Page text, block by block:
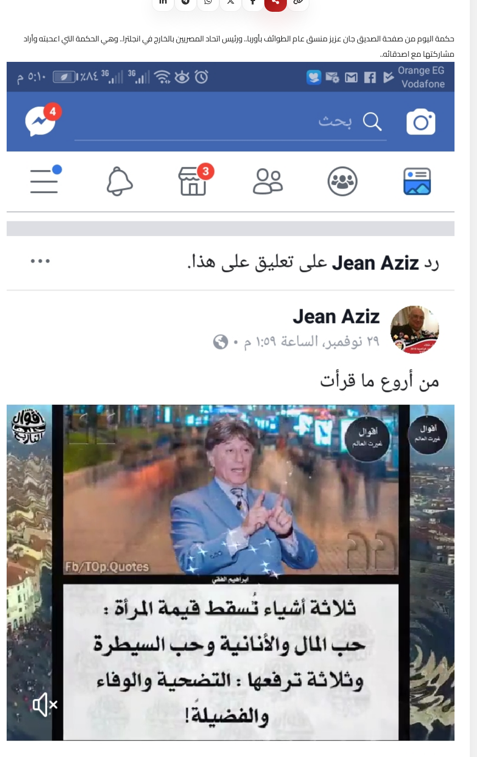
حكمة اليوم من صفحة الصديق جان عزيز منسق عام الطوائف بأوربا.. ورئيس اتحاد المصريين بالخارج في انجلترا.. وهي الحكمة التي اعحبته وأراد
مشاركتها مع اصدقائه..